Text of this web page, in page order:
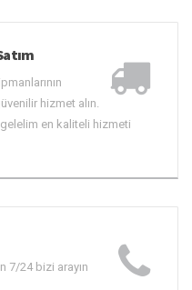
hizmet alın.
en kaliteli hizmeti
7/24 bizi arayın